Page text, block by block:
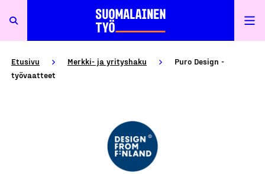
Etusivu Merkki- ja yrityshaku
Puro Design -
työvaatteet